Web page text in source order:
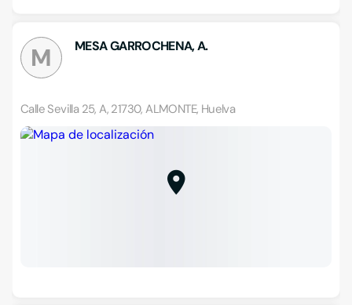
M MESA GARROCHENA, A.
Calle Sevilla 25, A, 21730, ALMONTE, Huelva